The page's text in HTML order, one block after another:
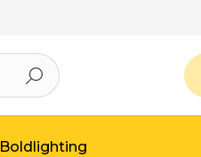
Boldlighting